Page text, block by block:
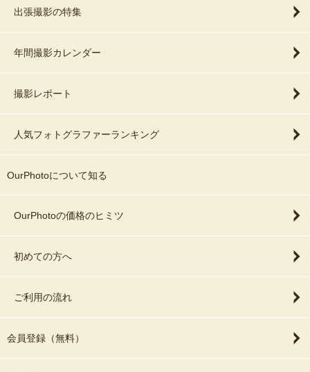
出張撮影の特集
年間撮影カレンダー
撮影レポート
人気フォトグラファーランキング
OurPhotoについて知る
OurPhotoの価格のヒミツ
初めての方へ
ご利用の流れ
会員登録（無料）